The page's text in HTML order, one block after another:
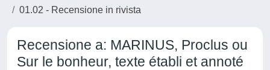
01.02 - Recensione in rivista
Recensione a: MARINUS, Proclus ou
Sur le bonheur, texte établi et annoté